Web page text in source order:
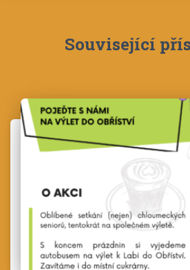
Související